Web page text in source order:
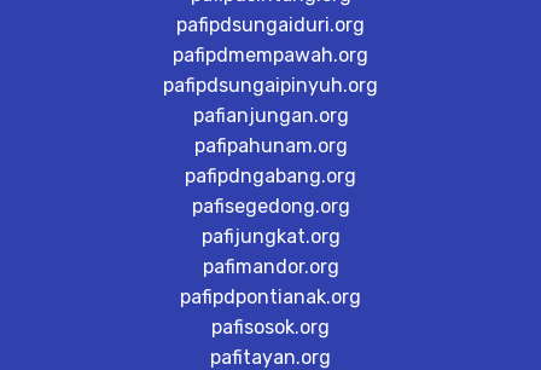
pafipdsungaiduri.org
pafipdmempawah.org
pafipdsungaipinyuh.org
pafianjungan.org
pafipahunam.org
pafipdngabang.org
pafisegedong.org
pafijungkat.org
pafimandor.org
pafipdpontianak.org
pafisosok.org
pafitayan.org